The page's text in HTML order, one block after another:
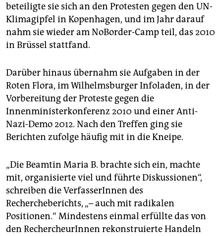
beteiligte sie sich an den Protesten gegen den UN-
Klimagipfel in Kopenhagen, und im Jahr darauf
nahm sie wieder am NoBorder-Camp teil, das 2010
in Brüssel stattfand.
Darüber hinaus übernahm sie Aufgaben in der
Roten Flora, im Wilhelmsburger Infoladen, in der
Vorbereitung der Proteste gegen die
Innenministerkonferenz 2010 und einer Anti-
Nazi-Demo 2012. Nach den Treffen ging sie
Berichten zufolge häufig mit in die Kneipe.
„Die Beamtin Maria B. brachte sich ein, machte
mit, organisierte viel und führte Diskussionen“,
schreiben die VerfasserInnen des
Rechercheberichts, „– auch mit radikalen
Positionen.“ Mindestens einmal erfüllte das von
den RechercheurInnen rekonstruierte Handeln